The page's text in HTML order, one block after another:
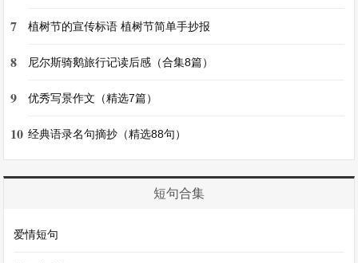
在轻松有趣的故事中领悟到深刻的道理，体现了古
代寓言故事的独特魅力.
- 语言简洁明快：全文语言简洁，以简洁的文字生
动地描绘了两小儿辩日的场景和过程，仅用一百多
却又准确地表达了各自的观点和理由，使读者能够
迅速理解故事的主要内容和核心思想，同时也为读
者留下了广阔的思考空间.
7 植树节的宣传标语 植树节简单手抄报
8 尼尔斯骑鹅旅行记读后感（合集8篇）
9 优秀写景作文（精选7篇）
10 经典语录名句摘抄（精选88句）
短句合集
爱情短句